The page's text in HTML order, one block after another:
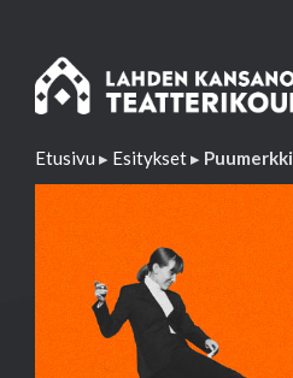
Etusivu ▸ Esitykset▸ Puumerkki